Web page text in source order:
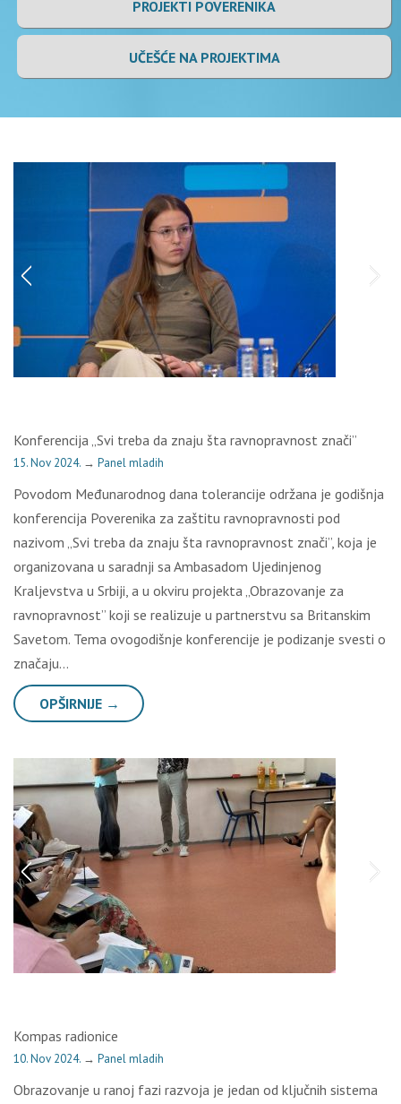
PROJEKTI POVERENIKA
UČEŠĆE NA PROJEKTIMA
Konferencija „Svi treba da znaju šta ravnopravnost znači”
15. Nov 2024. → Panel mladih
Povodom Međunarodnog dana tolerancije održana je godišnja
konferencija Poverenika za zaštitu ravnopravnosti pod
nazivom „Svi treba da znaju šta ravnopravnost znači”, koja je
organizovana u saradnji sa Ambasadom Ujedinjenog
Kraljevstva u Srbiji, a u okviru projekta „Obrazovanje za
ravnopravnost” koji se realizuje u partnerstvu sa Britanskim
Savetom. Tema ovogodišnje konferencije je podizanje svesti o
značaju…
OPŠIRNIJE →
Kompas radionice
10. Nov 2024. → Panel mladih
Obrazovanje u ranoj fazi razvoja je jedan od ključnih sistema